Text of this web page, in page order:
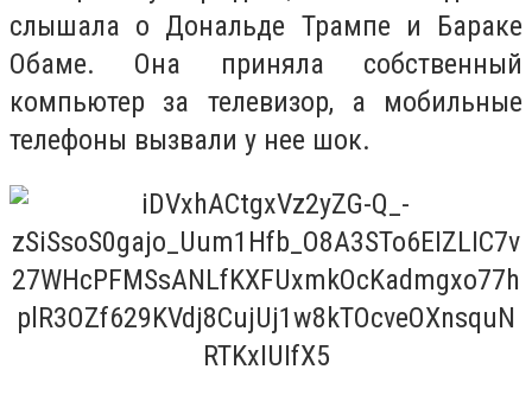
слышала о Дональде Трампе и Бараке
Обаме. Она приняла собственный
компьютер за телевизор, а мобильные
телефоны вызвали у нее шок.